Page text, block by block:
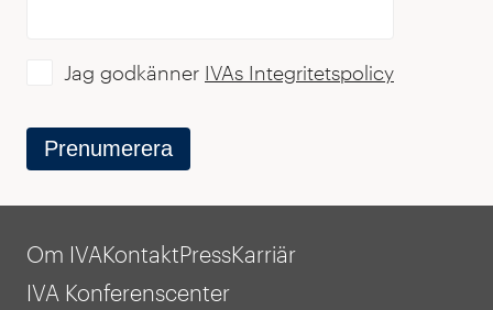
Prenumerera
Jag godkänner IVAs Integritetspolicy
Om IVAKontaktPressKarriär
IVA Konferenscenter